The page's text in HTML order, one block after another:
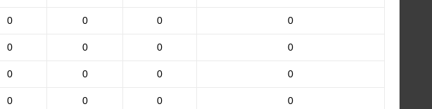
0 0 0 0
0 0 0 0
0 0 0 0
0 0 0 0